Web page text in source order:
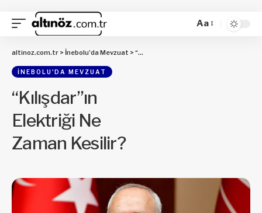
Aa
altinoz.com.tr > İnebolu'da Mevzuat > “Kılışdar”ın Elektriği Ne Zaman Kesilir?
İNEBOLU'DA MEVZUAT
“Kılışdar”ın
Elektriği Ne
Zaman Kesilir?